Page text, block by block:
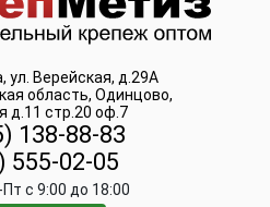
, ул. Верейская, д.29А
область, Одинцово,
д.11 стр.20 оф.7
138-88-83
555-02-05
Пт c 9:00 до 18:00